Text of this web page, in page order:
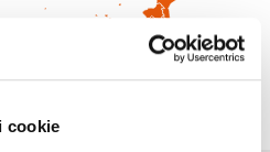
cookie